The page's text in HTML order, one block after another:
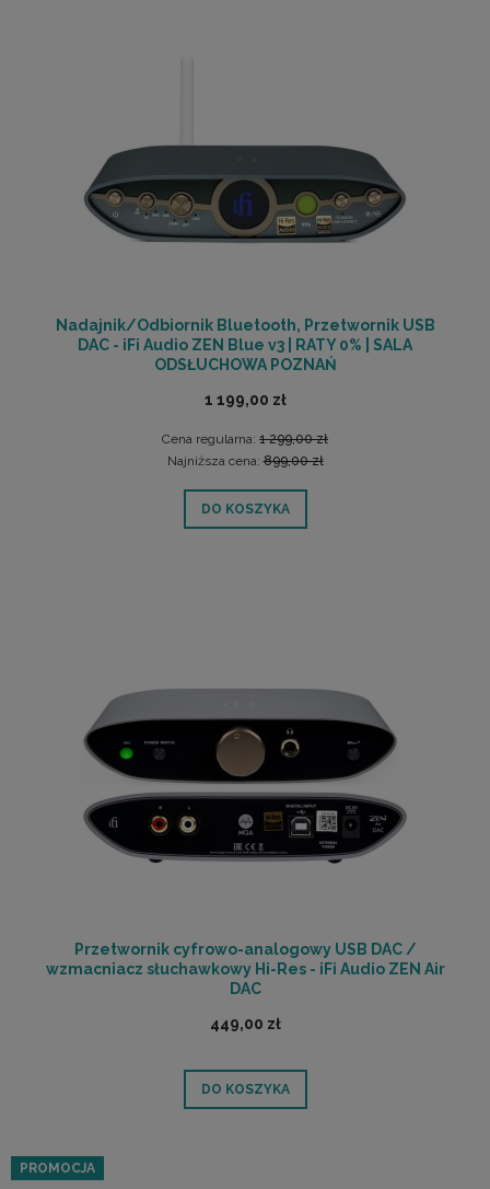
Nadajnik/Odbiornik Bluetooth, Przetwornik USB
DAC - iFi Audio ZEN Blue v3 | RATY 0% | SALA
ODSŁUCHOWA POZNAŃ
1 199,00 zł
Cena regularna: 1 299,00 zł
Najniższa cena:899,00 zł
DO KOSZYKA
Przetwornik cyfrowo-analogowy USB DAC /
wzmacniacz słuchawkowy Hi-Res - iFi Audio ZEN Air
DAC
449,00 zł
DO KOSZYKA
PROMOCJA